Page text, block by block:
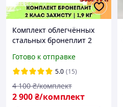
Комплект облегчённых
стальных бронеплит 2
500. Легкие
металлические
бронепластины в
бронежилет
Готово к отправке
5.0 (15)
2 900₴/комплект
4 100 ₴/комплект